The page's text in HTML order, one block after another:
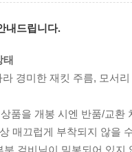
내드립니다.
경미한 재킷 주름, 모서
품을 개봉 시엔 반품/교환
매끄럽게 부착되지 않을
분 겉비닐이 밀봉되어 있지